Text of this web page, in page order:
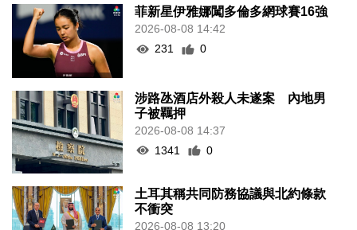
菲新星伊雅娜闖多倫多網球賽16強
2026-08-08 14:42
231
0
涉路氹酒店外殺人未遂案 內地男
子被羈押
2026-08-08 14:37
1341
0
土耳其稱共同防務協議與北約條款
不衝突
2026-08-08 13:20